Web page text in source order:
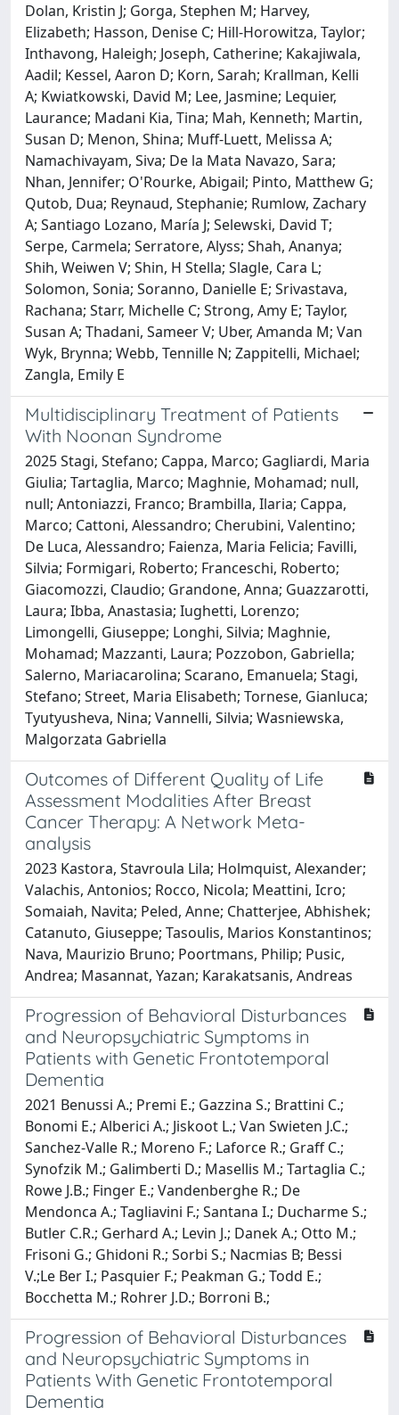
Dolan, Kristin J; Gorga, Stephen M; Harvey,
Elizabeth; Hasson, Denise C; Hill-Horowitza, Taylor;
Inthavong, Haleigh; Joseph, Catherine; Kakajiwala,
Aadil; Kessel, Aaron D; Korn, Sarah; Krallman, Kelli
A; Kwiatkowski, David M; Lee, Jasmine; Lequier,
Laurance; Madani Kia, Tina; Mah, Kenneth; Martin,
Susan D; Menon, Shina; Muff-Luett, Melissa A;
Namachivayam, Siva; De la Mata Navazo, Sara;
Nhan, Jennifer; O'Rourke, Abigail; Pinto, Matthew G;
Qutob, Dua; Reynaud, Stephanie; Rumlow, Zachary
A; Santiago Lozano, María J; Selewski, David T;
Serpe, Carmela; Serratore, Alyss; Shah, Ananya;
Shih, Weiwen V; Shin, H Stella; Slagle, Cara L;
Solomon, Sonia; Soranno, Danielle E; Srivastava,
Rachana; Starr, Michelle C; Strong, Amy E; Taylor,
Susan A; Thadani, Sameer V; Uber, Amanda M; Van
Wyk, Brynna; Webb, Tennille N; Zappitelli, Michael;
Zangla, Emily E
Multidisciplinary Treatment of Patients
With Noonan Syndrome
2025 Stagi, Stefano; Cappa, Marco; Gagliardi, Maria
Giulia; Tartaglia, Marco; Maghnie, Mohamad; null,
null; Antoniazzi, Franco; Brambilla, Ilaria; Cappa,
Marco; Cattoni, Alessandro; Cherubini, Valentino;
De Luca, Alessandro; Faienza, Maria Felicia; Favilli,
Silvia; Formigari, Roberto; Franceschi, Roberto;
Giacomozzi, Claudio; Grandone, Anna; Guazzarotti,
Laura; Ibba, Anastasia; Iughetti, Lorenzo;
Limongelli, Giuseppe; Longhi, Silvia; Maghnie,
Mohamad; Mazzanti, Laura; Pozzobon, Gabriella;
Salerno, Mariacarolina; Scarano, Emanuela; Stagi,
Stefano; Street, Maria Elisabeth; Tornese, Gianluca;
Tyutyusheva, Nina; Vannelli, Silvia; Wasniewska,
Malgorzata Gabriella
Outcomes of Different Quality of Life
Assessment Modalities After Breast
Cancer Therapy: A Network Meta-
analysis
2023 Kastora, Stavroula Lila; Holmquist, Alexander;
Valachis, Antonios; Rocco, Nicola; Meattini, Icro;
Somaiah, Navita; Peled, Anne; Chatterjee, Abhishek;
Catanuto, Giuseppe; Tasoulis, Marios Konstantinos;
Nava, Maurizio Bruno; Poortmans, Philip; Pusic,
Andrea; Masannat, Yazan; Karakatsanis, Andreas
Progression of Behavioral Disturbances
and Neuropsychiatric Symptoms in
Patients with Genetic Frontotemporal
Dementia
2021 Benussi A.; Premi E.; Gazzina S.; Brattini C.;
Bonomi E.; Alberici A.; Jiskoot L.; Van Swieten J.C.;
Sanchez-Valle R.; Moreno F.; Laforce R.; Graff C.;
Synofzik M.; Galimberti D.; Masellis M.; Tartaglia C.;
Rowe J.B.; Finger E.; Vandenberghe R.; De
Mendonca A.; Tagliavini F.; Santana I.; Ducharme S.;
Butler C.R.; Gerhard A.; Levin J.; Danek A.; Otto M.;
Frisoni G.; Ghidoni R.; Sorbi S.; Nacmias B; Bessi
V.;Le Ber I.; Pasquier F.; Peakman G.; Todd E.;
Bocchetta M.; Rohrer J.D.; Borroni B.;
Progression of Behavioral Disturbances
and Neuropsychiatric Symptoms in
Patients With Genetic Frontotemporal
Dementia